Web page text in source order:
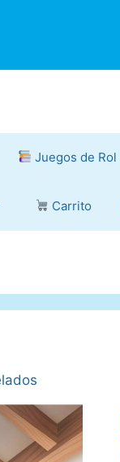
Juegos de Rol
Carrito